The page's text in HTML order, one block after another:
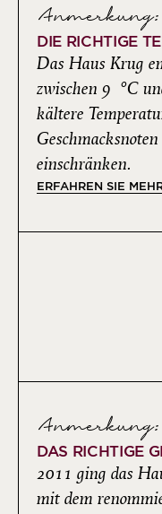
Anmerkung:
DIE RICHTIGE
Das Haus Krug
zwischen 9 °C
kältere
einschränken.
ERFAHREN SIE
Anmerkung:
DAS RICHTIGE
2011 ging das
mit dem